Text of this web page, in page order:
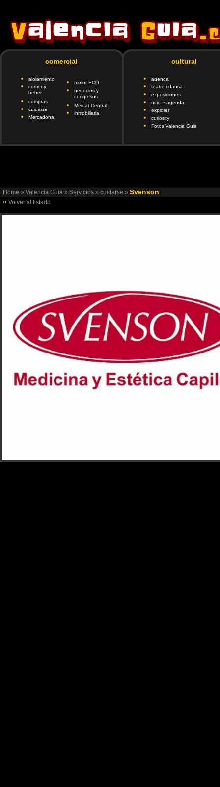
comercial
alojamiento
comer y
beber
compras
cuidarse
Mercadona
motor ECO
negocios y
congresos
Mercat Central
inmobiliaria
cultural
agenda
teatre i dansa
exposiciones
ocio ~ agenda
explorer
curiosity
Fotos Valencia Guia
Home » Valencia Guia » Servicios » cuidarse » Svenson
« Volver al listado